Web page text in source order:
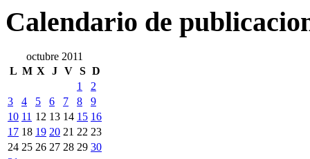
Calendario de
octubre 2011
L M X J V S D
1
2
3
4 5 6 7 8
9
10 11 12 13 14 15 16
17 18 19 20 21 22 23
24 25 26 27 28 29 30